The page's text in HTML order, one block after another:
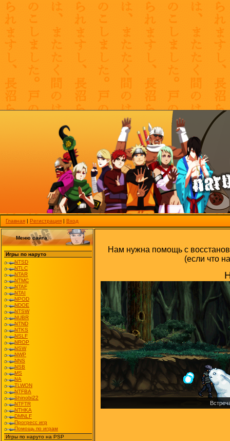
Главная | Регистрация | Вход
Меню сайта
Игры по наруто
NTSD
NTLC
NTAR
NTMC
NTAF
NTAI
NPOD
NDOE
NTSW
NUBR
NTND
NTKS
NSLF
NROP
NSW
NWP
NNS
NSB
MS
NA
TLWON
NTFBA
Shinobi22
NTFTR
NTHKA
DMNLF
Прогресс игр
Помощь по играм
Игры по наруто на PSP
Нам нужна помощь с
(если что